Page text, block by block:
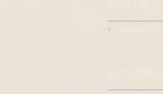
KATEGORIEN